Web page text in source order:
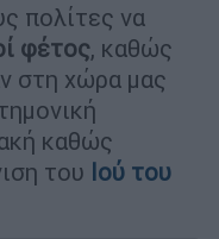
πολίτες να
φέτος, καθώς
στη χώρα μας
καθώς
του Ιού του